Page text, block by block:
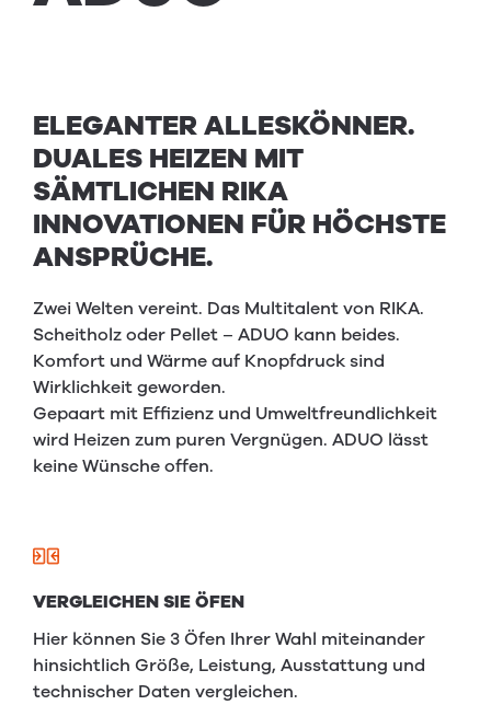
ELEGANTER ALLESKÖNNER.
DUALES HEIZEN MIT
SÄMTLICHEN RIKA
INNOVATIONEN FÜR HÖCHSTE
ANSPRÜCHE.
Zwei Welten vereint. Das Multitalent von RIKA.
Scheitholz oder Pellet – ADUO kann beides.
Komfort und Wärme auf Knopfdruck sind
Wirklichkeit geworden.
Gepaart mit Effizienz und Umweltfreundlichkeit
wird Heizen zum puren Vergnügen. ADUO lässt
keine Wünsche offen.
VERGLEICHEN SIE ÖFEN
Hier können Sie 3 Öfen Ihrer Wahl miteinander
hinsichtlich Größe, Leistung, Ausstattung und
technischer Daten vergleichen.